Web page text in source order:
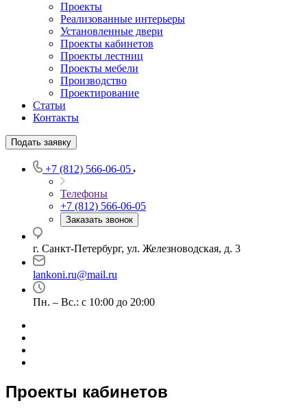
Проекты
Реализованные интерьеры
Установленные двери
Проекты кабинетов
Проекты лестниц
Проекты мебели
Производство
Проектирование
Статьи
Контакты
Подать заявку
+7 (812) 566-06-05
Телефоны
+7 (812) 566-06-05
Заказать звонок
г. Санкт-Петербург, ул. Железноводская, д. 3
lankoni.ru@mail.ru
Пн. – Вс.: с 10:00 до 20:00
Проекты кабинетов